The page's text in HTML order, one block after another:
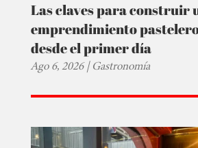
Las claves para construir
emprendimiento
desde el primer día
Ago 6, 2026|Gastronomía